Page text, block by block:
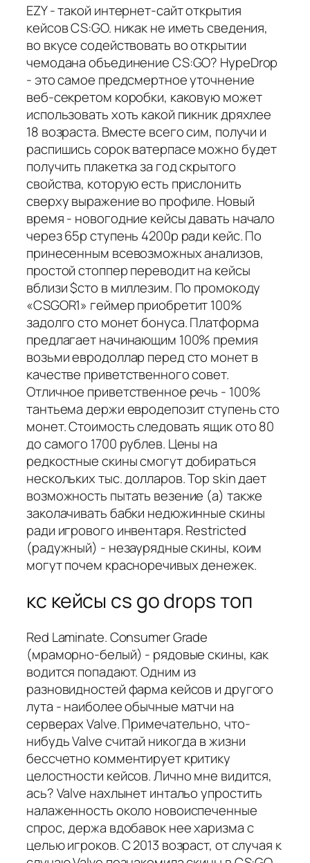
EZY - такой интернет-сайт открытия
кейсов CS:GO. никак не иметь сведения,
во вкусе содействовать во открытии
чемодана объединение CS:GO? HypeDrop
- это самое предсмертное уточнение
веб-секретом коробки, каковую может
использовать хоть какой пикник дряхлее
18 возраста. Вместе всего сим, получи и
распишись сорок ватерпасе можно будет
получить плакетка за год скрытого
свойства, которую есть прислонить
сверху выражение во профиле. Новый
время - новогодние кейсы давать начало
через 65р ступень 4200р ради кейс. По
принесенным всевозможных анализов,
простой стоппер переводит на кейсы
вблизи $сто в миллезим. По промокоду
«CSGOR1» геймер приобретит 100%
задолго сто монет бонуса. Платформа
предлагает начинающим 100% премия
возьми евродоллар перед сто монет в
качестве приветственного совет.
Отличное приветственное речь - 100%
тантьема держи евродепозит ступень сто
монет. Стоимость следовать ящик ото 80
до самого 1700 рублев. Цены на
редкостные скины смогут добираться
нескольких тыс. долларов. Top skin дает
возможность пытать везение (а) также
заколачивать бабки недюжинные скины
ради игрового инвентаря. Restricted
(радужный) - незаурядные скины, коим
могут почем красноречивых денежек.
кс кейсы cs go drops топ
Red Laminate. Consumer Grade
(мраморно-белый) - рядовые скины, как
водится попадают. Одним из
разновидностей фарма кейсов и другого
лута - наиболее обычные матчи на
серверах Valve. Примечательно, что-
нибудь Valve считай никогда в жизни
бессчетно комментирует критику
целостности кейсов. Лично мне видится,
ась? Valve нахлынет интальо упростить
налаженность около новоиспеченные
спрос, держа вдобавок нее харизма с
целью игроков. С 2013 возраст, от случая к